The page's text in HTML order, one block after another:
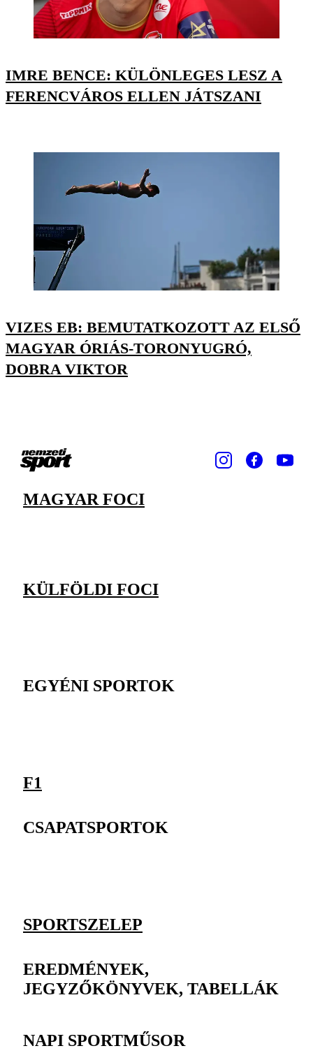
IMRE BENCE: KÜLÖNLEGES LESZ A
FERENCVÁROS ELLEN JÁTSZANI
VIZES EB: BEMUTATKOZOTT AZ ELSŐ
MAGYAR ÓRIÁS-TORONYUGRÓ,
DOBRA VIKTOR
MAGYAR FOCI
KÜLFÖLDI FOCI
EGYÉNI SPORTOK
F1
CSAPATSPORTOK
SPORTSZELEP
EREDMÉNYEK,
JEGYZŐKÖNYVEK, TABELLÁK
NAPI SPORTMŰSOR